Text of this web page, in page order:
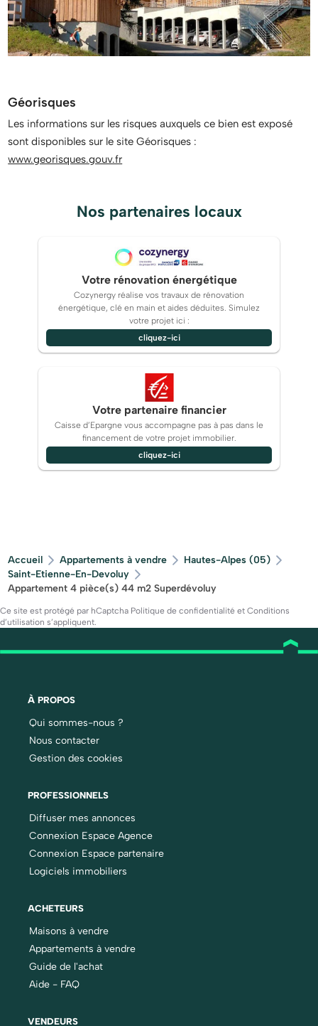
Géorisques
Les informations sur les risques auxquels ce bien est exposé
sont disponibles sur le site Géorisques :
www.georisques.gouv.fr
Nos partenaires locaux
Votre rénovation énergétique
Cozynergy réalise vos travaux de rénovation
énergétique, clé en main et aides déduites. Simulez
votre projet ici :
cliquez-ici
Votre partenaire financier
Caisse d’Epargne vous accompagne pas à pas dans le
financement de votre projet immobilier.
cliquez-ici
Accueil Appartements à vendre
Hautes-Alpes (05)
Saint-Etienne-En-Devoluy
Appartement 4 pièce(s) 44 m2 Superdévoluy
Ce site est protégé par hCaptcha Politique de confidentialité et Conditions
d’utilisation s’appliquent.
À PROPOS
Qui sommes-nous ?
Nous contacter
Gestion des cookies
PROFESSIONNELS
Diffuser mes annonces
Connexion Espace Agence
Connexion Espace partenaire
Logiciels immobiliers
ACHETEURS
Maisons à vendre
Appartements à vendre
Guide de l'achat
Aide - FAQ
VENDEURS